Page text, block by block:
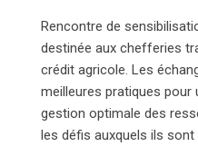
Rencontre de
destinée aux chefferies
crédit agricole. Les
meilleures pratiques pour
gestion optimale des
les défis auxquels ils